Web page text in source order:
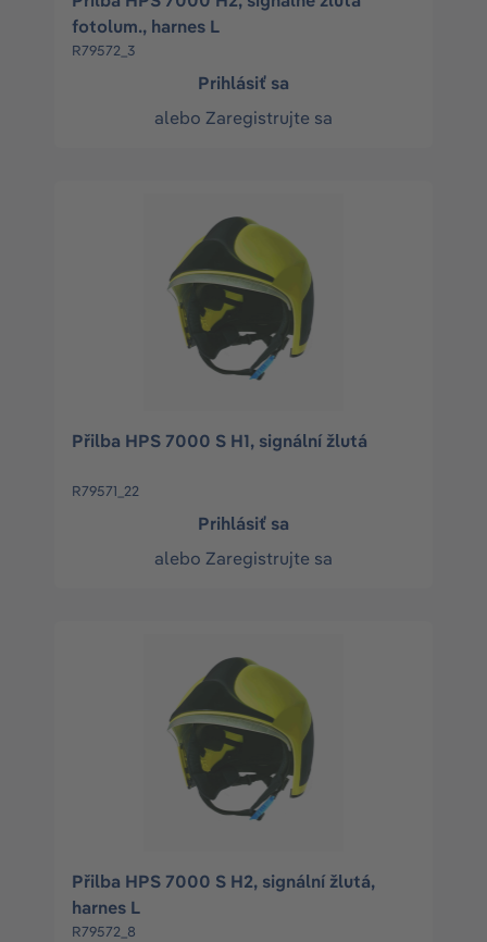
fotolum., harnes L
R79572_3
Prihlásiť sa
alebo Zaregistrujte sa
Přilba HPS 7000 S H1, signální žlutá
R79571_22
Prihlásiť sa
alebo Zaregistrujte sa
Přilba HPS 7000 S H2, signální žlutá,
harnes L
R79572_8